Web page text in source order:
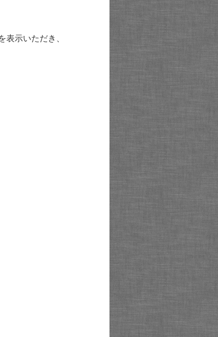
示いただき、